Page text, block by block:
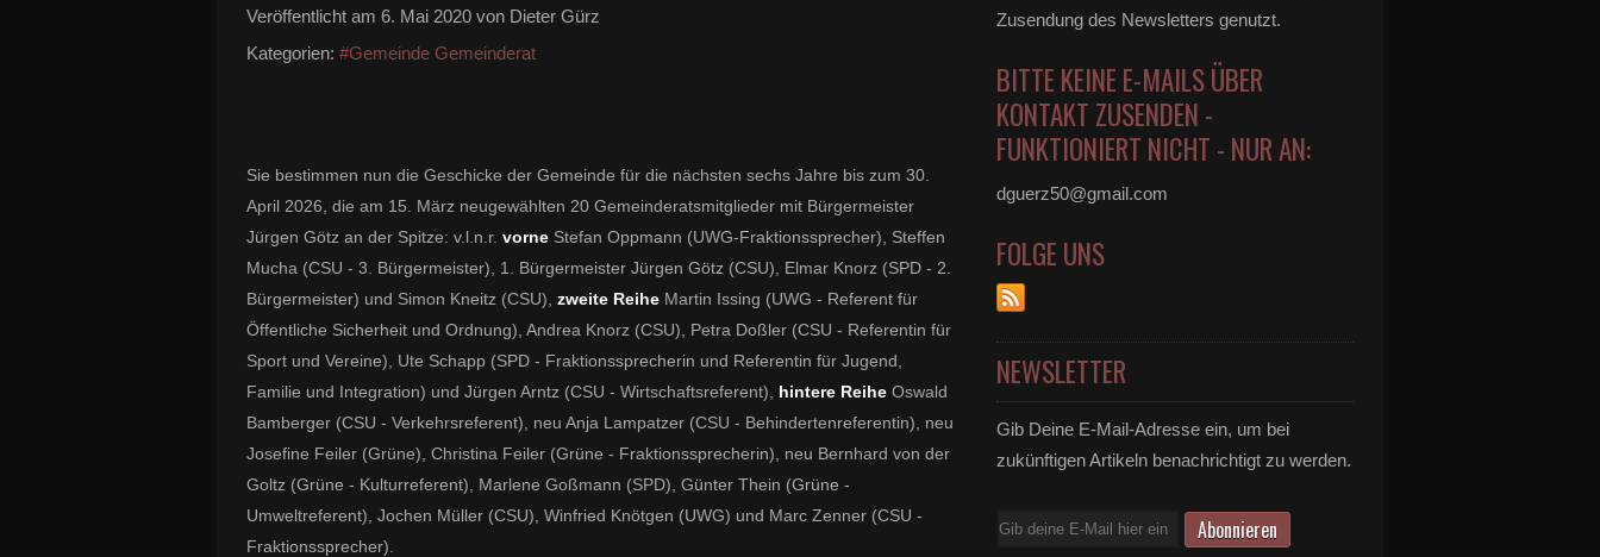
Veröffentlicht am 6. Mai 2020 von Dieter Gürz
Kategorien: #Gemeinde Gemeinderat
Sie bestimmen nun die Geschicke der Gemeinde für die nächsten sechs Jahre bis zum 30.
April 2026, die am 15. März neugewählten 20 Gemeinderatsmitglieder mit Bürgermeister
Jürgen Götz an der Spitze: v.l.n.r. vorne Stefan Oppmann (UWG-Fraktionssprecher), Steffen
Mucha (CSU - 3. Bürgermeister), 1. Bürgermeister Jürgen Götz (CSU), Elmar Knorz (SPD - 2.
Bürgermeister) und Simon Kneitz (CSU), zweite Reihe Martin Issing (UWG - Referent für
Öffentliche Sicherheit und Ordnung), Andrea Knorz (CSU), Petra Doßler (CSU - Referentin für
Sport und Vereine), Ute Schapp (SPD - Fraktionssprecherin und Referentin für Jugend,
Familie und Integration) und Jürgen Arntz (CSU - Wirtschaftsreferent), hintere Reihe Oswald
Bamberger (CSU - Verkehrsreferent), neu Anja Lampatzer (CSU - Behindertenreferentin), neu
Josefine Feiler (Grüne), Christina Feiler (Grüne - Fraktionssprecherin), neu Bernhard von der
Goltz (Grüne - Kulturreferent), Marlene Goßmann (SPD), Günter Thein (Grüne -
Umweltreferent), Jochen Müller (CSU), Winfried Knötgen (UWG) und Marc Zenner (CSU -
Fraktionssprecher).
Zusendung des Newsletters genutzt.
BITTE KEINE E-MAILS ÜBER
KONTAKT ZUSENDEN -
FUNKTIONIERT NICHT - NUR AN:
dguerz50@gmail.com
FOLGE UNS
NEWSLETTER
Gib Deine E-Mail-Adresse ein, um bei
zukünftigen Artikeln benachrichtigt zu werden.
E-